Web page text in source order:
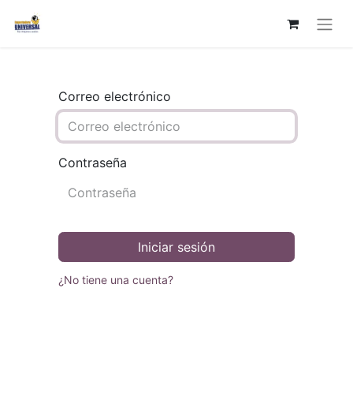
Correo electrónico
Contraseña
Iniciar sesión
¿No tiene una cuenta?